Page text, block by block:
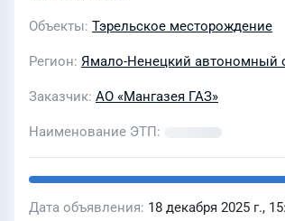
Объекты Тэрельское месторождение
Регион Ямало-Ненецкий автономный
Заказчик АО «Мангазея ГАЗ»
Наименование ЭТП
Дата объявления 18 декабря 2025 г.,